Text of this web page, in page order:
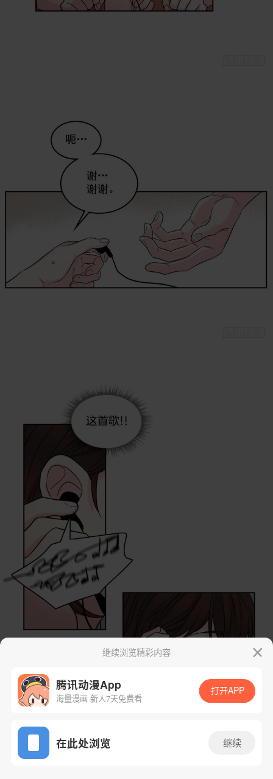
App免费看
继续浏览精彩内容
腾讯动漫App
海量漫画 新人7天免费看
打开APP
在此处浏览 继续